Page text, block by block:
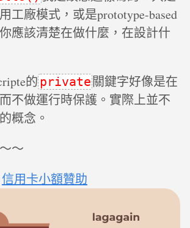
工廠模式，或是prototype-based
應該清楚在做什麼，在設計什
的 private關鍵字好像是在
不做運行時保護。實際上並不
概念。
～
信用卡小額贊助